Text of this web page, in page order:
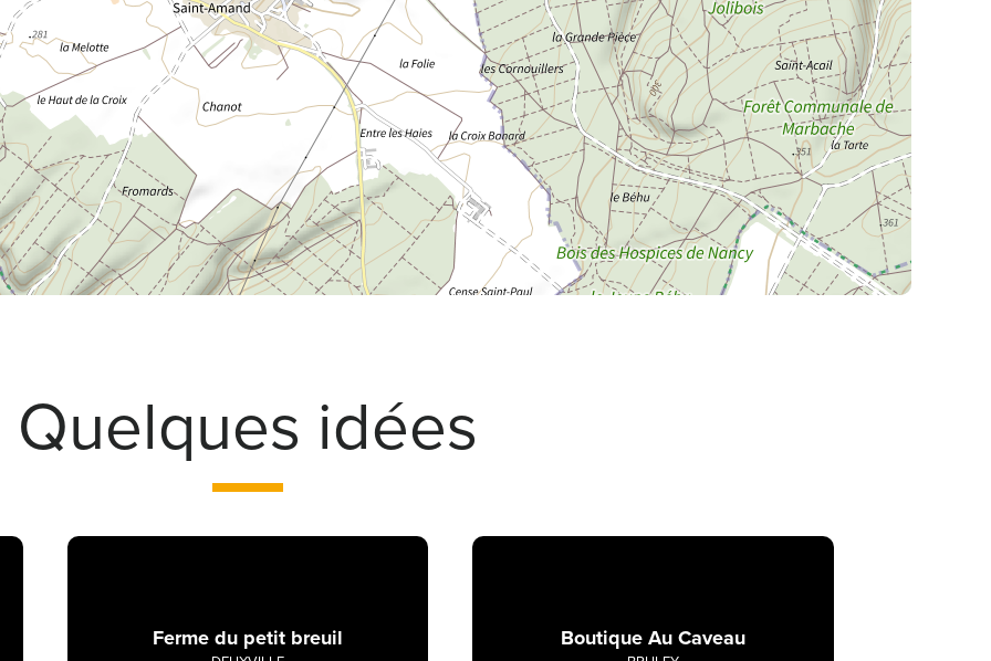
La Meurthe & Moselle en instantanée,
recherchez ce que vous voulez
Quelques idées
Ferme du petit breuil Boutique Au Caveau